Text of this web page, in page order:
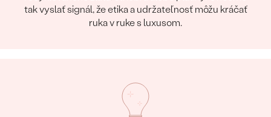
tak vyslať signál, že etika a udržateľnosť môžu kráčať
ruka v ruke s luxusom.